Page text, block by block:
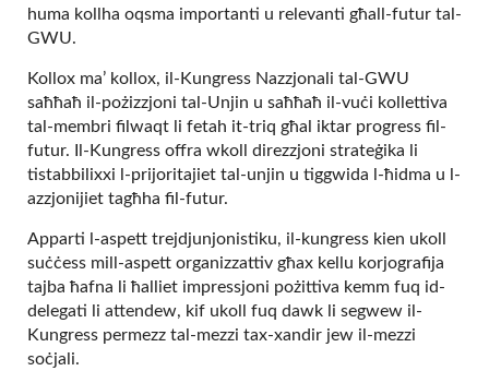
huma kollha oqsma importanti u relevanti għall-futur tal-
GWU.
Kollox ma’ kollox, il-Kungress Nazzjonali tal-GWU
saħħaħ il-pożizzjoni tal-Unjin u saħħaħ il-vuċi kollettiva
tal-membri filwaqt li fetah it-triq għal iktar progress fil-
futur. Il-Kungress offra wkoll direzzjoni strateġika li
tistabbilixxi l-prijoritajiet tal-unjin u tiggwida l-ħidma u l-
azzjonijiet tagħha fil-futur.
Apparti l-aspett trejdjunjonistiku, il-kungress kien ukoll
suċċess mill-aspett organizzattiv għax kellu korjografija
tajba ħafna li ħalliet impressjoni pożittiva kemm fuq id-
delegati li attendew, kif ukoll fuq dawk li segwew il-
Kungress permezz tal-mezzi tax-xandir jew il-mezzi
soċjali.